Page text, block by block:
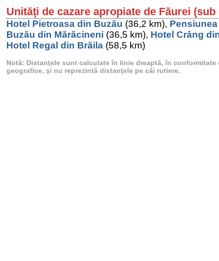
Unităţi de cazare apropiate de Făurei (sub
Hotel Pietroasa din Buzău (36,2 km),
Buzău din Mărăcineni (36,5 km), Hotel Crâng
Hotel Regal din Brăila (58,5 km)
Notă: Distanţele sunt calculate în linie dreaptă, în conformitate
geografice, şi nu reprezintă distanţele pe căi rutiere.